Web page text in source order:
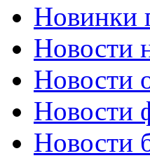
Новинки
Новости
Новости
Новости
Новости